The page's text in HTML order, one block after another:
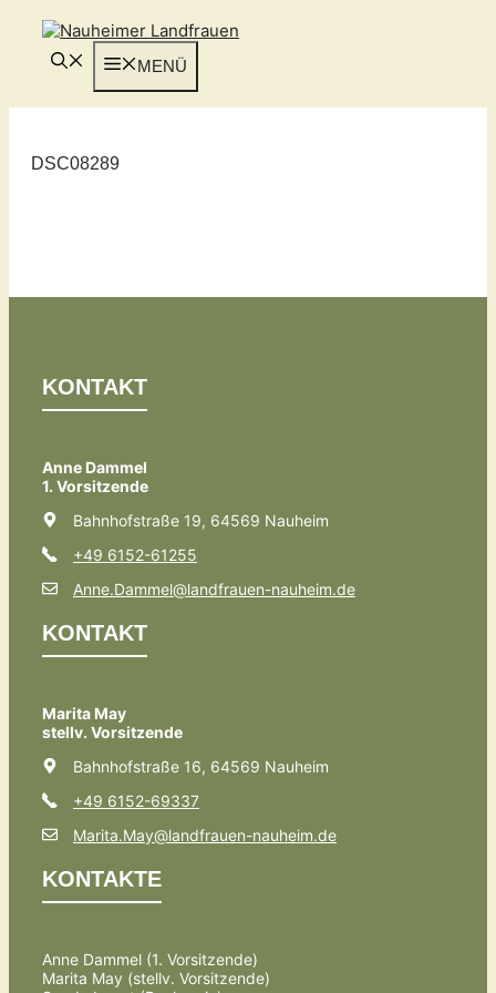
Inhalt
springen
MENÜ
DSC08289
KONTAKT
Anne Dammel
1. Vorsitzende
Bahnhofstraße 19, 64569 Nauheim
+49 6152-61255
Anne.Dammel@landfrauen-nauheim.de
KONTAKT
Marita May
stellv. Vorsitzende
Bahnhofstraße 16, 64569 Nauheim
+49 6152-69337
Marita.May@landfrauen-nauheim.de
KONTAKTE
Anne Dammel (1. Vorsitzende)
Marita May (stellv. Vorsitzende)